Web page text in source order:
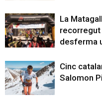
La
recorregut
desferma
Cinc
Salomon